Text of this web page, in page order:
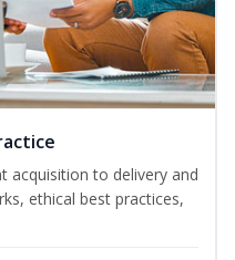
acquisition to delivery and
ethical best practices,